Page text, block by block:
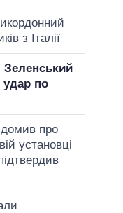
з Італії
Зеленський
удар по
про
установці